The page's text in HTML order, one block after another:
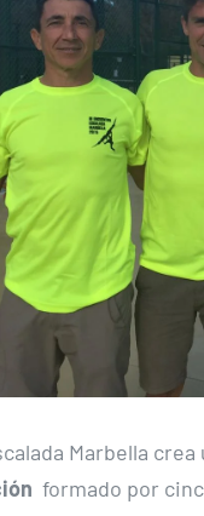
Marbella
formado por